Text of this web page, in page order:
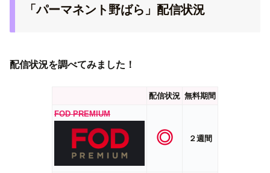
「パーマネント野ばら」配信状況
配信状況を調べてみました！
配信状況 無料期間
FOD PREMIUM
◎ ２週間